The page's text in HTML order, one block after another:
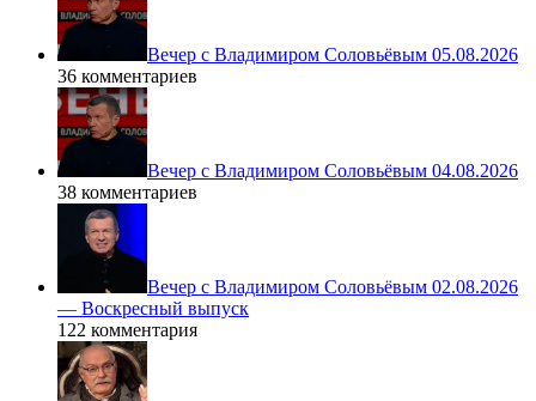
Вечер с Владимиром Соловьёвым 05.08.2026
36 комментариев
Вечер с Владимиром Соловьёвым 04.08.2026
38 комментариев
Вечер с Владимиром Соловьёвым 02.08.2026
— Воскресный выпуск
122 комментария